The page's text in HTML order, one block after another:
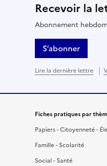
Recevoir la
Abonnement
S’abonner
Lire la dernière lettre
Fiches pratiques par
Papiers - Citoyenneté -
Famille - Scolarité
Social - Santé